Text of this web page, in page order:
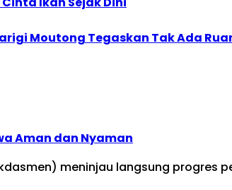
Moutong Tegaskan Tak Ada
Aman dan Nyaman
meninjau langsung progres